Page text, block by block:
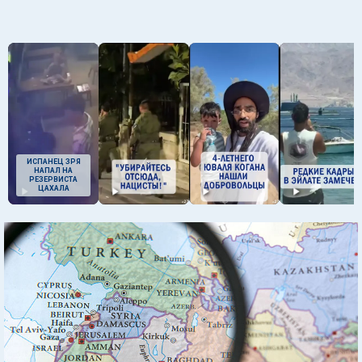
ИСПАНЕЦ ЗРЯ
НАПАЛ НА
РЕЗЕРВИСТА
ЦАХАЛА